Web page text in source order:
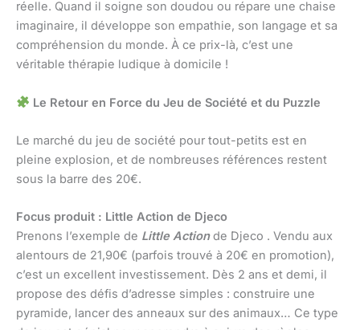
réelle. Quand il soigne son doudou ou répare une chaise
imaginaire, il développe son empathie, son langage et sa
compréhension du monde. À ce prix-là, c’est une
véritable thérapie ludique à domicile !
Le Retour en Force du Jeu de Société et du Puzzle
Le marché du jeu de société pour tout-petits est en
pleine explosion, et de nombreuses références restent
sous la barre des 20€.
Focus produit : Little Action de Djeco
Prenons l’exemple de Little Actionde Djeco . Vendu aux
alentours de 21,90€ (parfois trouvé à 20€ en promotion),
c’est un excellent investissement. Dès 2 ans et demi, il
propose des défis d’adresse simples : construire une
pyramide, lancer des anneaux sur des animaux… Ce type